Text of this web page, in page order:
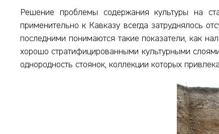
Решение проблемы содержания культуры на
применительно к Кавказу всегда затруднялось
последними понимаются такие показатели, как
хорошо стратифицированными культурными
однородность стоянок, коллекции которых